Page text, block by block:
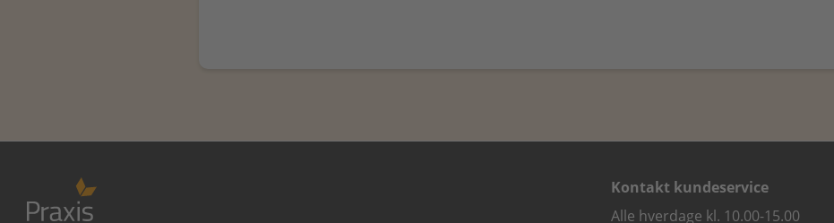
Kontakt kundeservice
Alle hverdage kl. 10.00-15.00